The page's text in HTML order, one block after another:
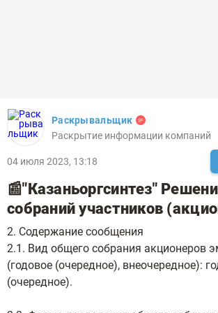
Раскрывальщик
Раскрытие информации компаний
04 июля 2023, 13:18
📰"Казаньоргсинтез"
собраний участников
2. Содержание сообщения
2.1. Вид общего собрания акционеров
(годовое (очередное), внеочередное):
(очередное).